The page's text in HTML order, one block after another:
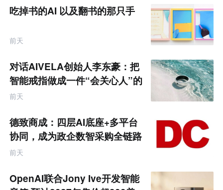
题
吃掉书的AI 以及翻书的那只手
前天
对话AIVELA创始人李东豪：把
智能戒指做成一件“会关心人”的
饰品
前天
德致商成：四层AI底座+多平台
协同，成为政企数智采购全链路
服务商
前天
OpenAI联合Jony Ive开发智能